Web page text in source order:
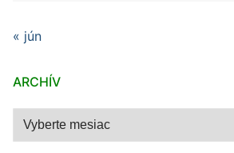
« jún
ARCHÍV
Archív